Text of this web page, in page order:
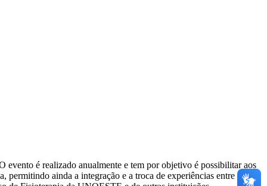
é realizado anualmente e tem por objetivo é possibilitar aos
permitindo ainda a integração e a troca de experiências entre os